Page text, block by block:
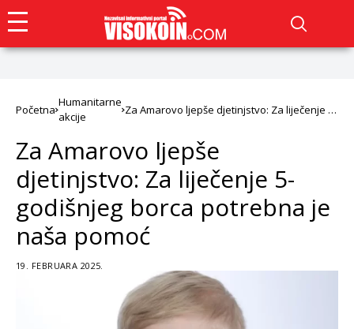
Početna
Humanitarne
akcije
Za Amarovo ljepše djetinjstvo: Za liječenje 5-
Za Amarovo ljepše
djetinjstvo: Za liječenje 5-
godišnjeg borca potrebna je
naša pomoć
19. FEBRUARA 2025.